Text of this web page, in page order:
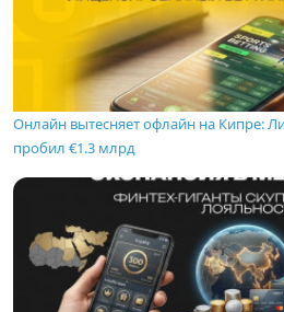
Онлайн вытесняет офлайн на Кипре:
пробил €1.3 млрд